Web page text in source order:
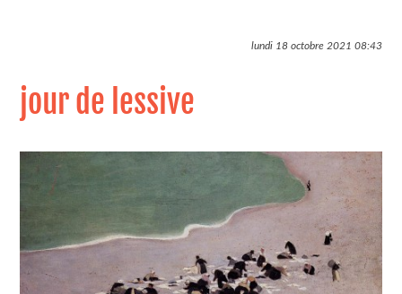
lundi 18 octobre 2021 08:43
jour de lessive